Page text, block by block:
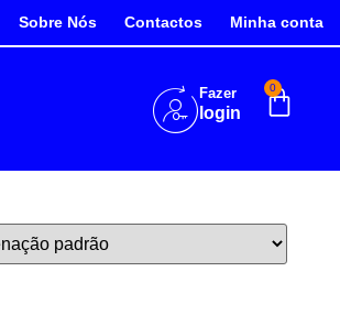
Sobre Nós Contactos Minha conta
Fazer
login
0